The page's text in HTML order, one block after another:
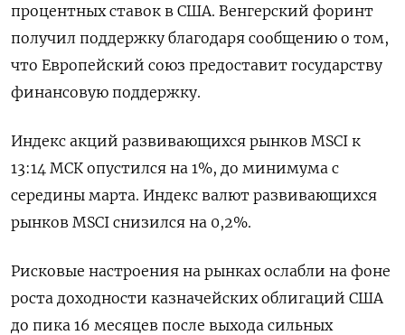
процентных ставок в США. Венгерский форинт
получил поддержку благодаря сообщению о том,
что Европейский союз предоставит государству
финансовую поддержку.
Индекс акций развивающихся рынков MSCI к
13:14 МСК опустился на 1%, до минимума с
середины марта. Индекс валют развивающихся
рынков MSCI снизился на 0,2%.
Рисковые настроения на рынках ослабли на фоне
роста доходности казначейских облигаций США
до пика 16 месяцев после выхода сильных